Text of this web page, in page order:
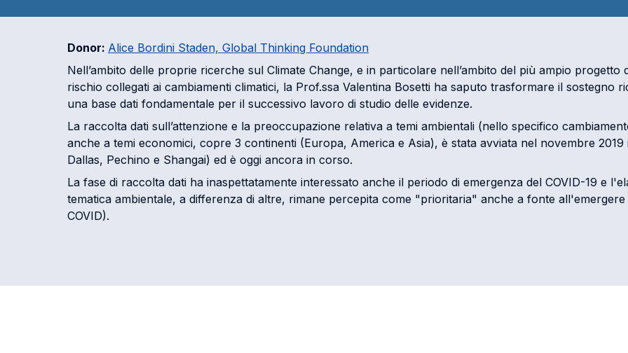
Donor: Alice Bordini Staden, Global Thinking Foundation
Nell’ambito delle proprie ricerche sul Climate Change, e in particolare nell’ambito del più ampio
rischio collegati ai cambiamenti climatici, la Prof.ssa Valentina Bosetti ha saputo trasformare il sostegno
una base dati fondamentale per il successivo lavoro di studio delle evidenze.
La raccolta dati sull’attenzione e la preoccupazione relativa a temi ambientali (nello specifico
anche a temi economici, copre 3 continenti (Europa, America e Asia), è stata avviata nel novembre
Dallas, Pechino e Shangai) ed è oggi ancora in corso.
La fase di raccolta dati ha inaspettatamente interessato anche il periodo di emergenza del COVID-19 e
tematica ambientale, a differenza di altre, rimane percepita come "prioritaria" anche a fonte
COVID).